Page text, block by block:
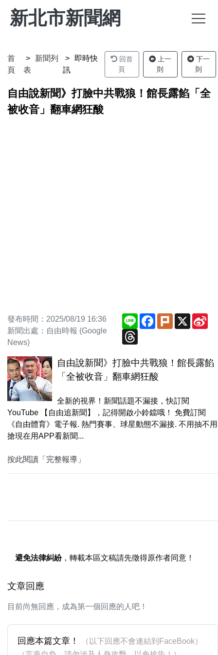
新北市新聞網
首
頁
新聞列
表
即時快
訊
回首
頁
上一
則
下一
則
自由說新聞》打臉中共戰狼！館長露餡「全
被收音」翻車網狂酸
發布時間：2025/08/19 16:36
新聞出處：自由時報 (Google
News)
Line Facebook
Plurk X
自由說新聞》打臉中共戰狼！館長露餡
「全被收音」翻車網狂酸
全新的視界！新聞話題不漏接，快訂閱
YouTube 【自由追新聞】，記得開啟小鈴鐺哦！ 免費訂閱
《自由體育》電子報. 熱門賽事、球星動態不漏接. 不用抽不用
搶現在用APP看新聞...
按此閱讀「完整報導」
避免法律糾紛，轉載本區文稿請先徵得原作者同意！
文章回應
目前尚無回應，成為第一個回應的人吧！
回應本篇文章！
（以下回應不會連結到FaceBook）